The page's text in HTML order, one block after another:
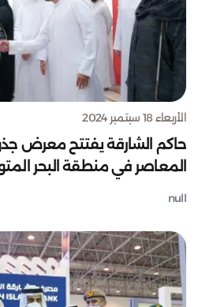
الأربعاء 18 سبتمبر 2024
حاكم الشارقة يفتتح معرض
المعاصر في منطقة البحر
null